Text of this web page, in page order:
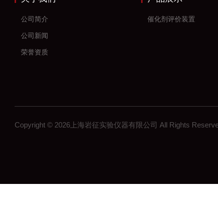
公司简介
公司新闻
荣誉资质
催化剂评价装置
Copyright © 2026上海岩征实验仪器有限公司 All Rights